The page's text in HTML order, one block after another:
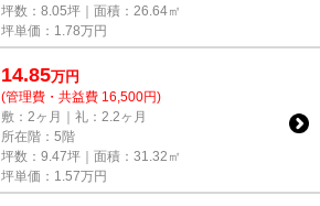
坪数：8.05坪｜面積：26.64㎡
坪単価： 1.78万円
14.85万円
(管理費・共益費 16,500円)
敷：2ヶ月｜礼：2.2ヶ月
所在階：5階
坪数：9.47坪｜面積：31.32㎡
坪単価： 1.57万円